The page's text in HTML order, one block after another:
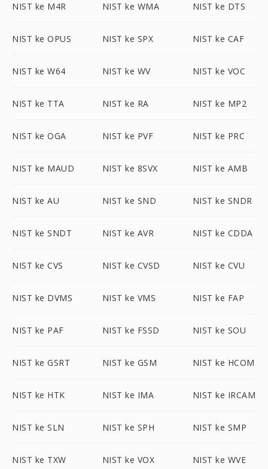
NIST ke M4R NIST ke WMA NIST ke DTS
NIST ke OPUS NIST ke SPX NIST ke CAF
NIST ke W64 NIST ke WV NIST ke VOC
NIST ke TTA NIST ke RA NIST ke MP2
NIST ke OGA NIST ke PVF NIST ke PRC
NIST ke MAUD NIST ke 8SVX NIST ke AMB
NIST ke AU NIST ke SND NIST ke SNDR
NIST ke SNDT NIST ke AVR NIST ke CDDA
NIST ke CVS NIST ke CVSD NIST ke CVU
NIST ke DVMS NIST ke VMS NIST ke FAP
NIST ke PAF NIST ke FSSD NIST ke SOU
NIST ke GSRT NIST ke GSM NIST ke HCOM
NIST ke HTK NIST ke IMA NIST ke IRCAM
NIST ke SLN NIST ke SPH NIST ke SMP
NIST ke TXW NIST ke VOX NIST ke WVE